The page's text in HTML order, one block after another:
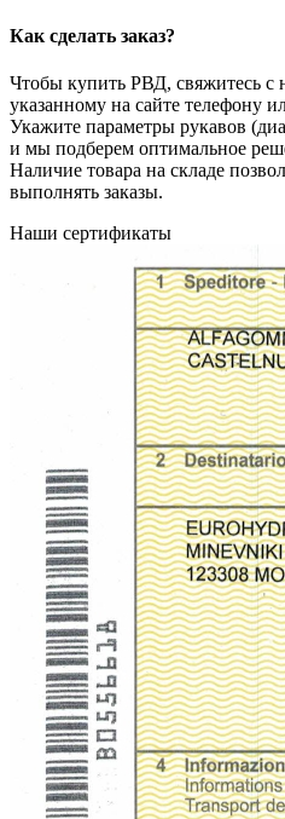
Как сделать заказ?
Чтобы купить РВД, свяжитесь
указанному на сайте телефону
Укажите параметры рукавов
и мы подберем оптимальное
Наличие товара на складе
выполнять заказы.
Наши сертификаты